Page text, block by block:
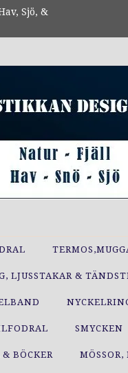
Sjö, &
LJUSSTAKAR &
SMYCKEN
& BÖCKER